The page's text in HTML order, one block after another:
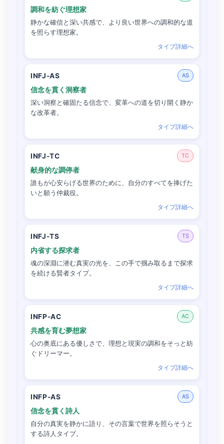
調和を紡ぐ理想家
静かな確信と深い共感で、より良い世界への調和的な道
を照らす理想家。
タイプ詳細へ
INFJ-AS AS
信念を貫く洞察者
深い洞察と確固たる信念で、変革への道を切り開く静か
な改革者。
タイプ詳細へ
INFJ-TC TC
献身的な調停者
誰もが心安らげる世界のために、自分のすべてを捧げた
いと願う仲裁役。
タイプ詳細へ
INFJ-TS TS
内省する探求者
魂の深淵に潜む真実の光を、この手で掴み取るまで探求
を続ける賢者タイプ。
タイプ詳細へ
INFP-AC AC
共感を育む夢想家
心の奥底にある優しさで、理想と現実の調和をそっと紡
ぐドリーマー。
タイプ詳細へ
INFP-AS AS
信念を貫く詩人
自分の真実を静かに語り、その言葉で世界を照らそうと
する詩人タイプ。